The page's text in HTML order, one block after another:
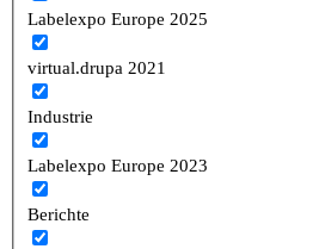
Labelexpo Europe 2025
virtual.drupa 2021
Industrie
Labelexpo Europe 2023
Berichte